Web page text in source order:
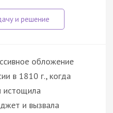
обложение
в 1810 г., когда
истощила
и вызвала